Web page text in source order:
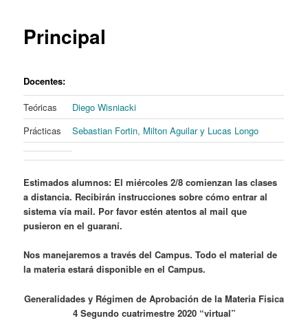
Principal
Docentes:
Teóricas
Diego Wisniacki
Prácticas
Sebastian Fortin, Milton Aguilar y Lucas Longo
Estimados alumnos: El miércoles 2/8 comienzan las clases
a distancia. Recibirán instrucciones sobre cómo entrar al
sistema vía mail. Por favor estén atentos al mail que
pusieron en el guaraní.
Nos manejaremos a través del Campus. Todo el material de
la materia estará disponible en el Campus.
Generalidades y Régimen de Aprobación de la Materia Fisica
4 Segundo cuatrimestre 2020 “virtual”